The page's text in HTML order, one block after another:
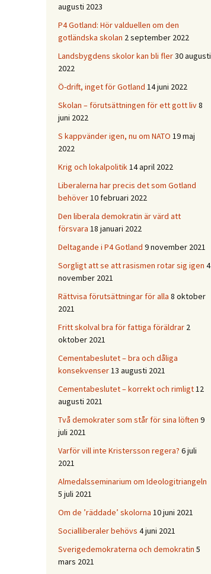
augusti 2023
P4 Gotland: Hör valduellen om den
gotländska skolan 2 september 2022
Landsbygdens skolor kan bli fler30 augusti
2022
Ö-drift, inget för Gotland 14 juni 2022
Skolan – förutsättningen för ett gott liv8
juni 2022
S kappvänder igen, nu om NATO 19 maj
2022
Krig och lokalpolitik14 april 2022
Liberalerna har precis det som Gotland
behöver10 februari 2022
Den liberala demokratin är värd att
försvara 18 januari 2022
Deltagande i P4 Gotland 9 november 2021
Sorgligt att se att rasismen rotar sig igen 4
november 2021
Rättvisa förutsättningar för alla 8 oktober
2021
Fritt skolval bra för fattiga föräldrar 2
oktober 2021
Cementabeslutet – bra och dåliga
konsekvenser13 augusti 2021
Cementabeslutet – korrekt och rimligt12
augusti 2021
Två demokrater som står för sina löften 9
juli 2021
Varför vill inte Kristersson regera? 6 juli
2021
Almedalsseminarium om Ideologitriangeln
5 juli 2021
Om de ’räddade’ skolorna 10 juni 2021
Socialliberaler behövs 4 juni 2021
Sverigedemokraterna och demokratin 5
mars 2021